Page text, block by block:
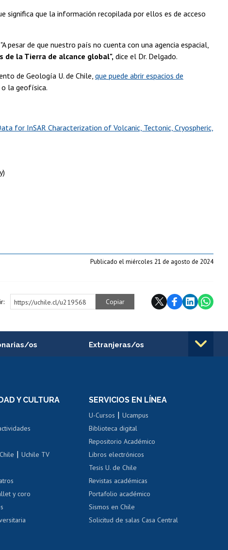
que la información recopilada por ellos es de acceso
de que nuestro país no cuenta con una agencia espacial,
de la Tierra de alcance global", dice el Dr. Delgado.
de Geología U. de Chile, que puede abrir espacios de
la geofísica.
for InSAR Characterization of Volcanic, Tectonic, Cryospheric,
Publicado el miércoles 21 de agosto de 2024
https://uchile.cl/u219568 Copiar
os
movilidad interna
de renta
de renta
de correo uchile
Extranjeras/os
Movilidad Estudiantil
Cursos de español
sexual y violencia
Y CULTURA
|Uchile TV
y coro
SERVICIOS EN LÍNEA
U-Cursos |Ucampus
Biblioteca digital
Repositorio Académico
Libros electrónicos
Tesis U. de Chile
Revistas académicas
Portafolio académico
Sismos en Chile
Solicitud de salas Casa Central